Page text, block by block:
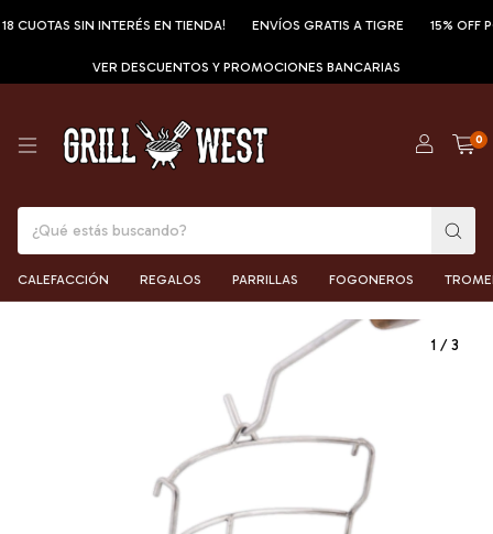
SIN INTERÉS EN TIENDA! ENVÍOS GRATIS A TIGRE 15% OFF POR
VER DESCUENTOS Y PROMOCIONES BANCARIAS
0
CALEFACCIÓN REGALOS PARRILLAS FOGONEROS
1 /3